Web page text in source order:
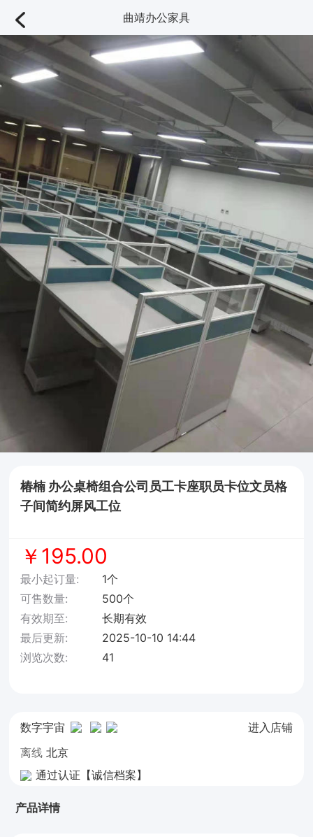
曲靖办公家具
椿楠 办公桌椅组合公司员工卡座职员卡位文员格
子间简约屏风工位
￥195.00
最小起订量:
1个
可售数量:
500个
有效期至:
长期有效
最后更新:
2025-10-10 14:44
浏览次数:
41
数字宇宙
进入店铺
离线 北京
通过认证【诚信档案】
产品详情